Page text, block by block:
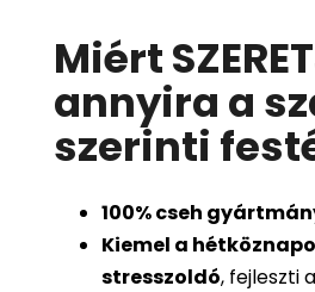
Miért
annyira a
szerinti
100%cseh
Kiemel a
stresszoldó, fejleszti